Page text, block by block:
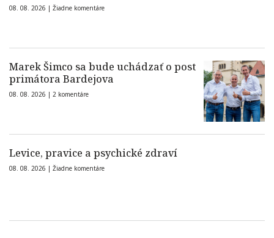
08. 08. 2026 | Žiadne komentáre
Marek Šimco sa bude uchádzať o post
primátora Bardejova
08. 08. 2026 | 2 komentáre
Levice, pravice a psychické zdraví
08. 08. 2026 | Žiadne komentáre